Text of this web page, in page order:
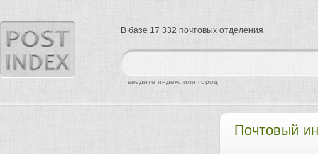
Почтовый
найти
введите индекс или город
В базе 17 332 почтовых отделения